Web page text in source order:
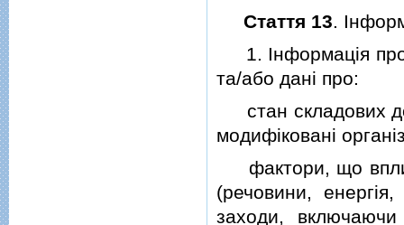
Стаття 13.
1. Iнформацiя про
та/або данi про:
стан складових
модифiкованi
фактори, що
(речовини,
заходи,